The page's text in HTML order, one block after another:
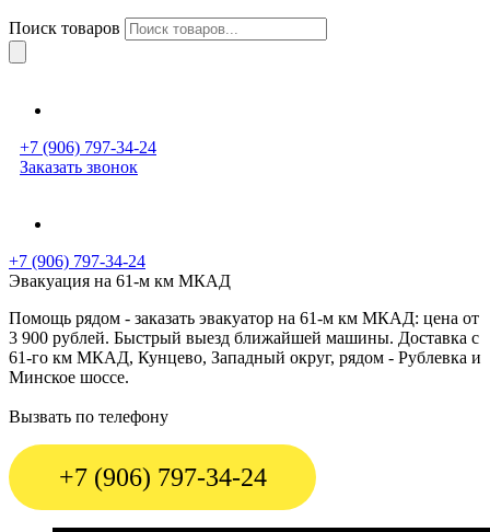
Поиск товаров
+7 (906) 797-34-24
Заказать звонок
+7 (906) 797-34-24
Эвакуация на 61-м км МКАД
Помощь рядом - заказать эвакуатор на 61-м км МКАД: цена от
3 900 рублей. Быстрый выезд ближайшей машины. Доставка с
61-го км МКАД, Кунцево, Западный округ, рядом - Рублевка и
Минское шоссе.
Вызвать по телефону
+7 (906) 797-34-24